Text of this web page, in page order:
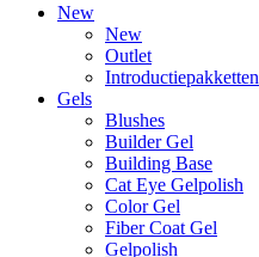
New
New
Outlet
Introductiepakketten
Gels
Blushes
Builder Gel
Building Base
Cat Eye Gelpolish
Color Gel
Fiber Coat Gel
Gelpolish